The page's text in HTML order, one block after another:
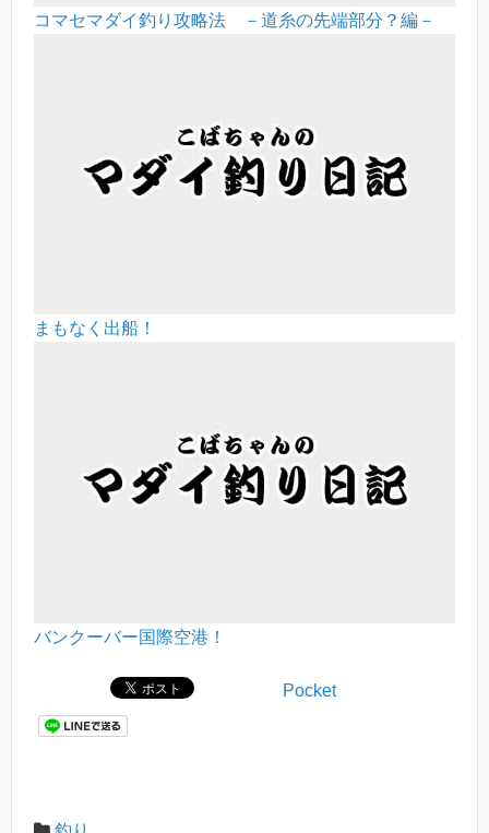
コマセマダイ釣り攻略法 －道糸の先端部分？編－
まもなく出船！
バンクーバー国際空港！
Pocket